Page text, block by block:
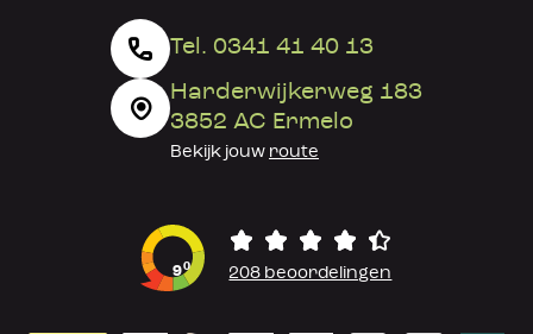
Tel. 0341 41 40 13
Harderwijkerweg 183
3852 AC Ermelo
Bekijk jouw route
90 208 beoordelingen